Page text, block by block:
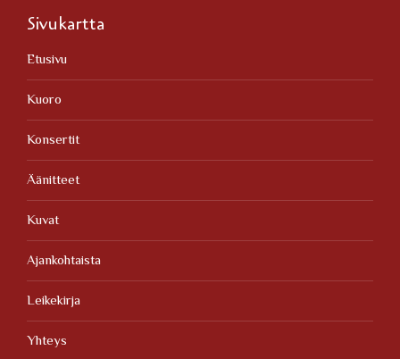
Sivukartta
Etusivu
Kuoro
Konsertit
Äänitteet
Kuvat
Ajankohtaista
Leikekirja
Yhteys